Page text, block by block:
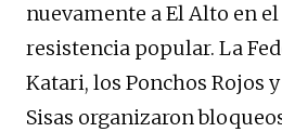
nuevamente a El Alto en
resistencia popular. La
Katari, los Ponchos Rojos
Sisas organizaron